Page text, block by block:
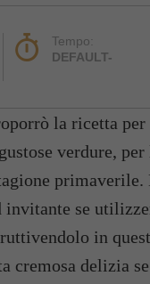
Tempo:
DEFAULT-
la ricetta per
verdure,
primaverile.
invitante se
in
cremosa delizia se